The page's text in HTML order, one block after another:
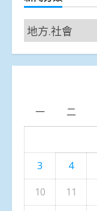
新
聞
分
一 二
3
4
10
11